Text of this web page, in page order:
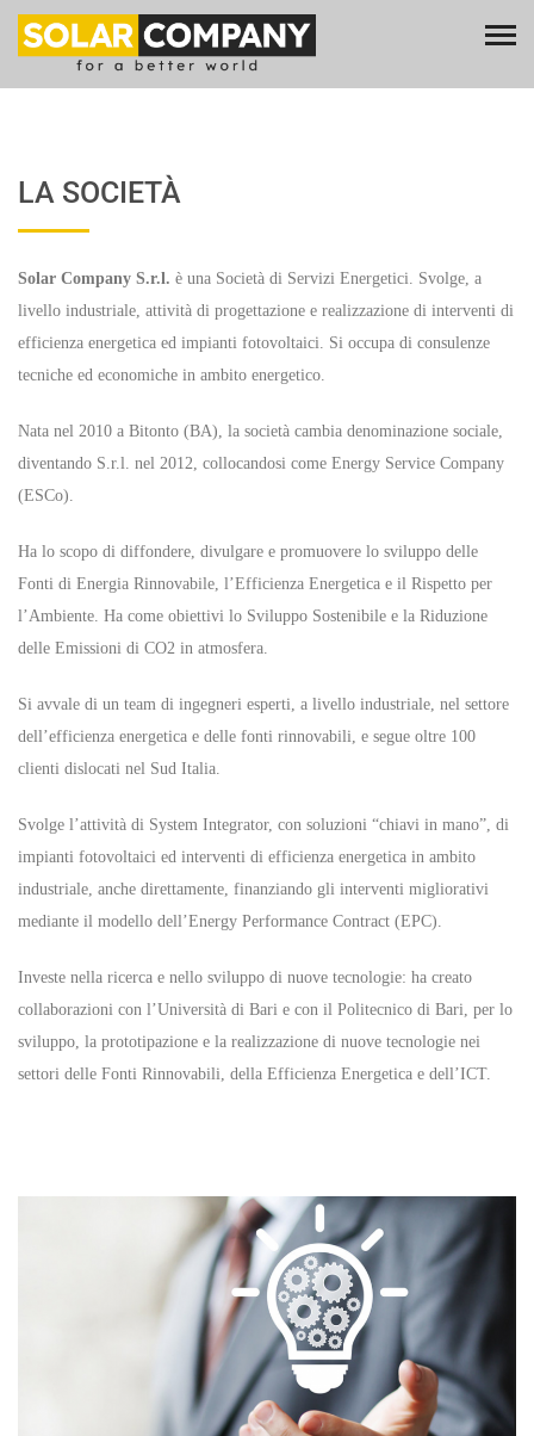
LA SOCIETÀ
Solar Company S.r.l. è una Società di Servizi Energetici. Svolge, a
livello industriale, attività di progettazione e realizzazione di interventi di
efficienza energetica ed impianti fotovoltaici. Si occupa di consulenze
tecniche ed economiche in ambito energetico.
Nata nel 2010 a Bitonto (BA), la società cambia denominazione sociale,
diventando S.r.l. nel 2012, collocandosi come Energy Service Company
(ESCo).
Ha lo scopo di diffondere, divulgare e promuovere lo sviluppo delle
Fonti di Energia Rinnovabile, l’Efficienza Energetica e il Rispetto per
l’Ambiente. Ha come obiettivi lo Sviluppo Sostenibile e la Riduzione
delle Emissioni di CO2 in atmosfera.
Si avvale di un team di ingegneri esperti, a livello industriale, nel settore
dell’efficienza energetica e delle fonti rinnovabili, e segue oltre 100
clienti dislocati nel Sud Italia.
Svolge l’attività di System Integrator, con soluzioni “chiavi in mano”, di
impianti fotovoltaici ed interventi di efficienza energetica in ambito
industriale, anche direttamente, finanziando gli interventi migliorativi
mediante il modello dell’Energy Performance Contract (EPC).
Investe nella ricerca e nello sviluppo di nuove tecnologie: ha creato
collaborazioni con l’Università di Bari e con il Politecnico di Bari, per lo
sviluppo, la prototipazione e la realizzazione di nuove tecnologie nei
settori delle Fonti Rinnovabili, della Efficienza Energetica e dell’ICT.